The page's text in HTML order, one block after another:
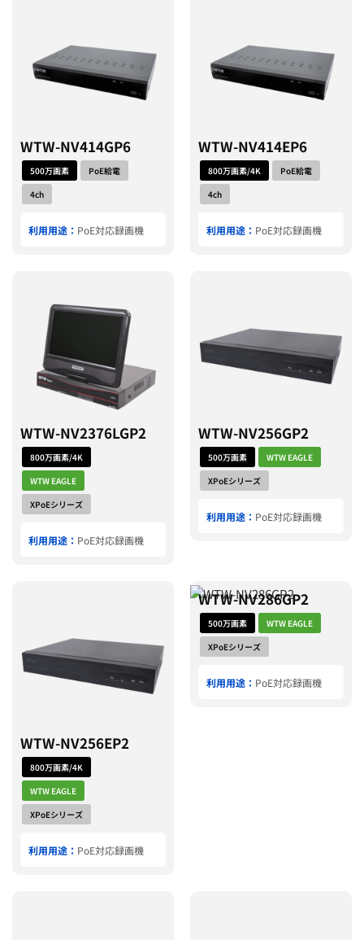
WTW-NV414GP6
500万画素
PoE給電
4ch
利用用途： PoE対応録画機
WTW-NV414EP6
800万画素/4K
PoE給電
4ch
利用用途： PoE対応録画機
WTW-NV2376LGP2
800万画素/4K
WTW EAGLE
XPoEシリーズ
利用用途： PoE対応録画機
WTW-NV256GP2
500万画素
WTW EAGLE
XPoEシリーズ
利用用途： PoE対応録画機
WTW-NV256EP2
800万画素/4K
WTW EAGLE
XPoEシリーズ
利用用途： PoE対応録画機
WTW-NV286GP2
500万画素
WTW EAGLE
XPoEシリーズ
利用用途： PoE対応録画機